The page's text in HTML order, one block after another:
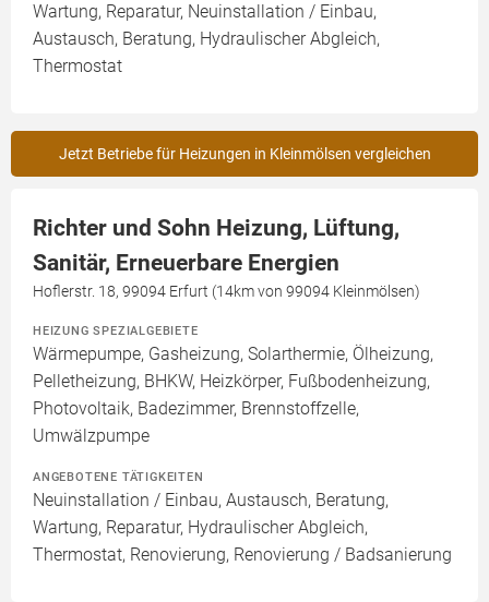
Wartung, Reparatur, Neuinstallation / Einbau,
Austausch, Beratung, Hydraulischer Abgleich,
Thermostat
Jetzt Betriebe für Heizungen in Kleinmölsen vergleichen
Richter und Sohn Heizung, Lüftung,
Sanitär, Erneuerbare Energien
Hoflerstr. 18, 99094 Erfurt (14km von 99094 Kleinmölsen)
HEIZUNG SPEZIALGEBIETE
Wärmepumpe, Gasheizung, Solarthermie, Ölheizung,
Pelletheizung, BHKW, Heizkörper, Fußbodenheizung,
Photovoltaik, Badezimmer, Brennstoffzelle,
Umwälzpumpe
ANGEBOTENE TÄTIGKEITEN
Neuinstallation / Einbau, Austausch, Beratung,
Wartung, Reparatur, Hydraulischer Abgleich,
Thermostat, Renovierung, Renovierung / Badsanierung